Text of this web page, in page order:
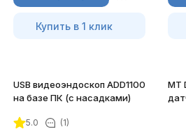
Купить в 1 клик
USB видеоэндоскоп ADD1100
на базе ПК (с насадками)
5.0 (1)
MT